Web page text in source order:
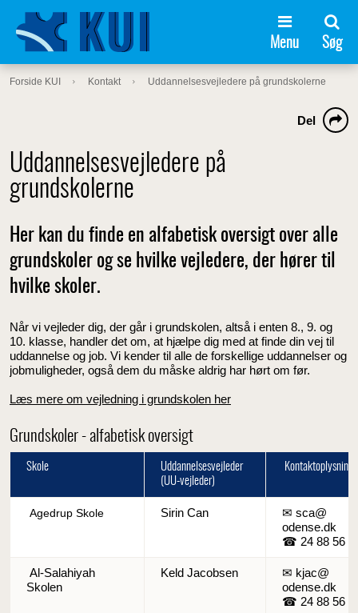
Menu Søg
Forside KUI Kontakt Uddannelsesvejledere på grundskolerne
Uddannelsesvejledere på
grundskolerne
Del
Her kan du finde en alfabetisk oversigt over alle
grundskoler og se hvilke vejledere, der hører til
hvilke skoler.
Når vi vejleder dig, der går i grundskolen, altså i enten 8., 9. og
10. klasse, handler det om, at hjælpe dig med at finde din vej til
uddannelse og job. Vi kender til alle de forskellige uddannelser og
jobmuligheder, også dem du måske aldrig har hørt om før.
Læs mere om vejledning i grundskolen her
Grundskoler - alfabetisk oversigt
Skole
Uddannelsesvejleder
(UU-vejleder)
Agedrup Skole Sirin Can
✉ sca@
odense.dk
☎ 24 88 56
Al-Salahiyah
Skolen
Keld Jacobsen
✉ kjac@
odense.dk
☎ 24 88 56